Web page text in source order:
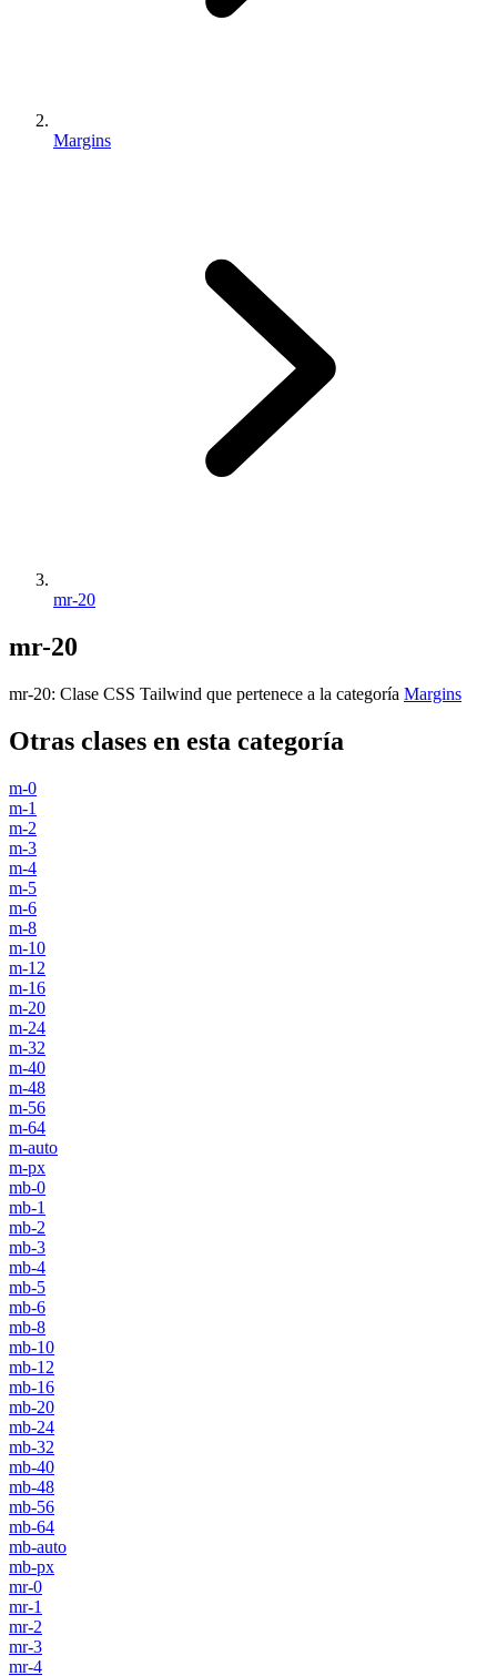
Margins
mr-20
mr-20
mr-20: Clase CSS Tailwind que pertenece a la categoría Margins
Otras clases en esta categoría
m-0
m-1
m-2
m-3
m-4
m-5
m-6
m-8
m-10
m-12
m-16
m-20
m-24
m-32
m-40
m-48
m-56
m-64
m-auto
m-px
mb-0
mb-1
mb-2
mb-3
mb-4
mb-5
mb-6
mb-8
mb-10
mb-12
mb-16
mb-20
mb-24
mb-32
mb-40
mb-48
mb-56
mb-64
mb-auto
mb-px
mr-0
mr-1
mr-2
mr-3
mr-4